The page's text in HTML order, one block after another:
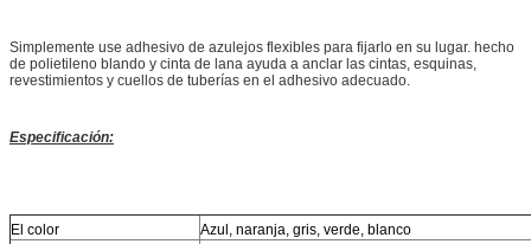
Simplemente use adhesivo de azulejos flexibles para fijarlo en su lugar. hecho
de polietileno blando y cinta de lana ayuda a anclar las cintas, esquinas,
revestimientos y cuellos de tuberías en el adhesivo adecuado.
Especificación:
El color
Azul, naranja, gris, verde, blanco